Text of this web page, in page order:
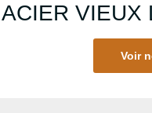
ACIER VIEUX
Voir